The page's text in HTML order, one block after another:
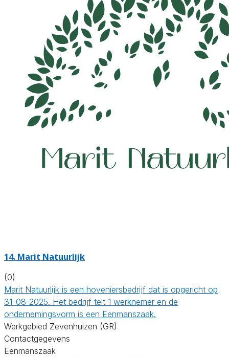
14. Marit Natuurlijk
(0)
Marit Natuurlijk is een hoveniersbedrijf dat is opgericht op
31-08-2025. Het bedrijf telt 1 werknemer en de
ondernemingsvorm is een Eenmanszaak.
Werkgebied Zevenhuizen (GR)
Contactgegevens
Eenmanszaak